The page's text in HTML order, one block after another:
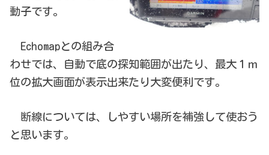
動子です。
Echomapとの組み合
わせでは、自動で底の探知範囲が出たり、最大１ｍ
位の拡大画面が表示出来たり大変便利です。
断線については、しやすい場所を補強して使おう
と思います。